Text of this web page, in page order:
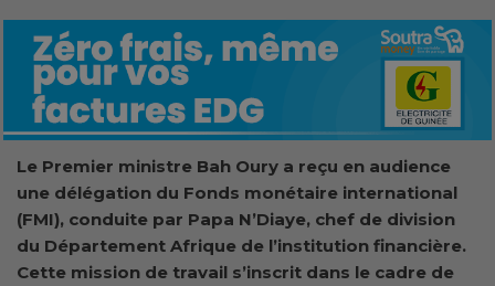
Le Premier ministre Bah Oury a reçu en audience
une délégation du Fonds monétaire international
(FMI), conduite par Papa N’Diaye, chef de division
du Département Afrique de l’institution financière.
Cette mission de travail s’inscrit dans le cadre de